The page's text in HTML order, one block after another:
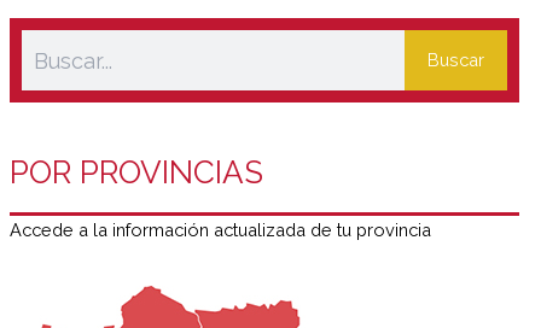
Buscar
POR PROVINCIAS
Accede a la información actualizada de tu provincia